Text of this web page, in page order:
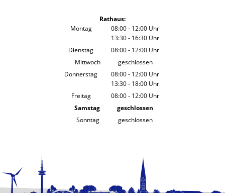
Rathaus:
Montag
08:00- 12:00 Uhr
Von 08:00 bis 12:00 Uhr
13:30- 16:30 Uhr
Von 13:30 bis 16:30 Uhr
Dienstag 08:00- 12:00 Uhr
Von 08:00 bis 12:00 Uhr
Mittwoch
geschlossen
Donnerstag
08:00- 12:00 Uhr
Von 08:00 bis 12:00 Uhr
13:30- 18:00 Uhr
Von 13:30 bis 18:00 Uhr
Freitag 08:00- 12:00 Uhr
Von 08:00 bis 12:00 Uhr
Samstag
geschlossen
Sonntag
geschlossen